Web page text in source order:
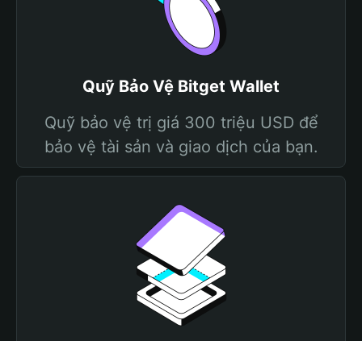
Quỹ Bảo Vệ Bitget Wallet
Quỹ bảo vệ trị giá 300 triệu USD để
bảo vệ tài sản và giao dịch của bạn.